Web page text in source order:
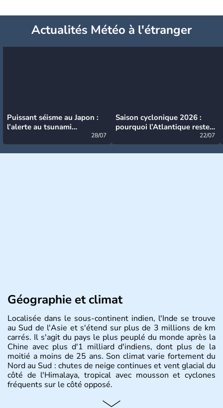
Actualités Météo à l'étranger
Puissant séisme au Japon :
l’alerte au tsunami
28/07
Saison cyclonique 2026 :
pourquoi l’Atlantique reste
22/07
Géographie et climat
Localisée dans le sous-continent indien, l'Inde se trouve
au Sud de l'Asie et s'étend sur plus de 3 millions de km
carrés. Il s'agit du pays le plus peuplé du monde après la
Chine avec plus d'1 milliard d'indiens, dont plus de la
moitié a moins de 25 ans. Son climat varie fortement du
Nord au Sud : chutes de neige continues et vent glacial du
côté de l'Himalaya, tropical avec mousson et cyclones
fréquents sur le côté opposé.
Histoire et administration